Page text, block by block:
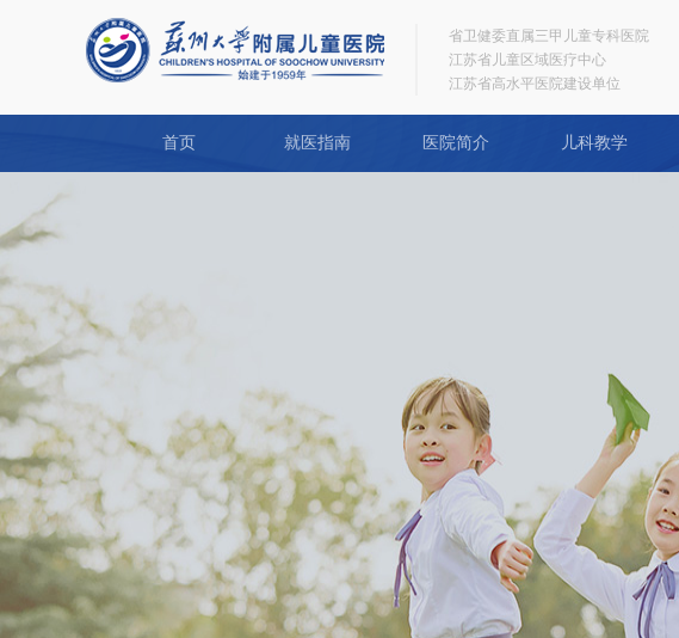
省卫健委直属三甲儿童专科医院
江苏省儿童区域医疗中心
江苏省高水平医院建设单位
首页 就医指南 医院简介 儿科教学